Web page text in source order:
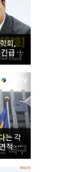
회,
급 세
는 각
적 쇄
당 정